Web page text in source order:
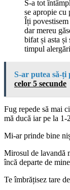
S-a tot
se apropie cu
Îți
dar mereu
bifat și asta și
timpul
S-ar putea să-ți
celor 5 secunde
Fug repede să mai
mă ducă iar pe la 1-
Mi-ar prinde bine
Mirosul de lavandă
încă departe de
Te îmbrățisez tare